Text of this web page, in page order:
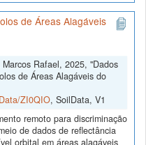
de Áreas Alagáveis
Rafael, 2025, "Dados
de Áreas Alagáveis do
ZI0QIO, SoilData, V1
remoto para discriminação
de dados de reflectância
orbital em áreas alagáveis